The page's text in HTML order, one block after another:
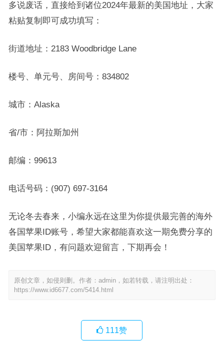
多说废话，直接给到诸位2024年最新的美国地址，大家
粘贴复制即可成功填写：
街道地址：2183 Woodbridge Lane
楼号、单元号、房间号：834802
城市：Alaska
省/市：阿拉斯加州
邮编：99613
电话号码：(907) 697-3164
无论冬去春来，小编永远在这里为你提供最完善的海外
各国苹果ID账号，希望大家都能喜欢这一期免费分享的
美国苹果ID，有问题欢迎留言，下期再会！
原创文章，如侵则删。作者：admin，如若转载，请注明出处：
https://www.id6677.com/5414.html
111赞